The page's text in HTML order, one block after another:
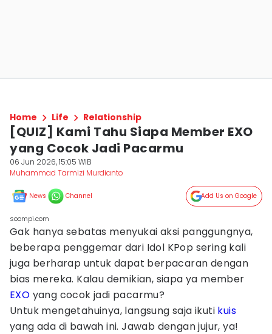
Home Life Relationship
[QUIZ] Kami Tahu Siapa Member EXO
yang Cocok Jadi Pacarmu
06 Jun 2026, 15:05 WIB
Muhammad Tarmizi Murdianto
News Channel Add Us on Google
soompi.com
Gak hanya sebatas menyukai aksi panggungnya,
beberapa penggemar dari Idol KPop sering kali
juga berharap untuk dapat berpacaran dengan
bias mereka. Kalau demikian, siapa ya member
EXO yang cocok jadi pacarmu?
Untuk mengetahuinya, langsung saja ikuti kuis
yang ada di bawah ini. Jawab dengan jujur, ya!